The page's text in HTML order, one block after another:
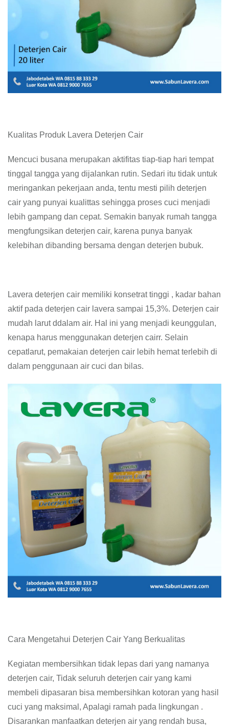
Kualitas Produk Lavera Deterjen Cair
Mencuci busana merupakan aktifitas tiap-tiap hari tempat
tinggal tangga yang dijalankan rutin. Sedari itu tidak untuk
meringankan pekerjaan anda, tentu mesti pilih deterjen
cair yang punyai kualittas sehingga proses cuci menjadi
lebih gampang dan cepat. Semakin banyak rumah tangga
mengfungsikan deterjen cair, karena punya banyak
kelebihan dibanding bersama dengan deterjen bubuk.
Lavera deterjen cair memiliki konsetrat tinggi , kadar bahan
aktif pada deterjen cair lavera sampai 15,3%. Deterjen cair
mudah larut ddalam air. Hal ini yang menjadi keunggulan,
kenapa harus menggunakan deterjen cairr. Selain
cepatlarut, pemakaian deterjen cair lebih hemat terlebih di
dalam penggunaan air cuci dan bilas.
Cara Mengetahui Deterjen Cair Yang Berkualitas
Kegiatan membersihkan tidak lepas dari yang namanya
deterjen cair, Tidak seluruh deterjen cair yang kami
membeli dipasaran bisa membersihkan kotoran yang hasil
cuci yang maksimal, Apalagi ramah pada lingkungan .
Disarankan manfaatkan deterjen air yang rendah busa,